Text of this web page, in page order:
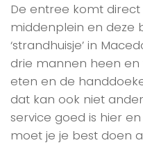
De entree komt
middenplein en deze
‘strandhuisje’ in
drie mannen heen
eten en de
dat kan ook niet
service goed is hier
moet je je best doen